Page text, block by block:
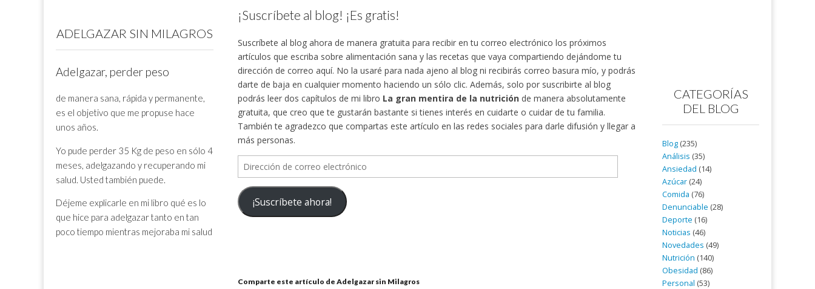
¡Suscríbete al blog! ¡Es gratis!
Suscríbete al blog ahora de manera gratuita para recibir en tu correo electrónico los próximos
artículos que escriba sobre alimentación sana y las recetas que vaya compartiendo dejándome tu
dirección de correo aquí. No la usaré para nada ajeno al blog ni recibirás correo basura mío, y podrás
darte de baja en cualquier momento haciendo un sólo clic. Además, solo por suscribirte al blog
podrás leer dos capítulos de mi libro La gran mentira de la nutrición de manera absolutamente
gratuita, que creo que te gustarán bastante si tienes interés en cuidarte o cuidar de tu familia.
También te agradezco que compartas este artículo en las redes sociales para darle difusión y llegar a
más personas.
Dirección
de
correo
electrónico
¡Suscríbete ahora!
Comparte este artículo de Adelgazar sin Milagros
ADELGAZAR SIN MILAGROS
Adelgazar, perder peso
de manera sana, rápida y permanente,
es el objetivo que me propuse hace
unos años.
Yo pude perder 35 Kg de peso en sólo 4
meses, adelgazando y recuperando mi
salud. Usted también puede.
Déjeme explicarle en mi libro qué es lo
que hice para adelgazar tanto en tan
poco tiempo mientras mejoraba mi salud
CATEGORÍAS
DEL BLOG
Blog (235)
Análisis (35)
Ansiedad (14)
Azúcar (24)
Comida (76)
Denunciable (28)
Deporte (16)
Noticias (46)
Novedades (49)
Nutrición (140)
Obesidad (86)
Personal (53)